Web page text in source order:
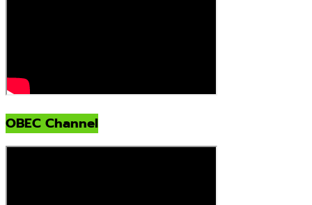
OBEC Channel